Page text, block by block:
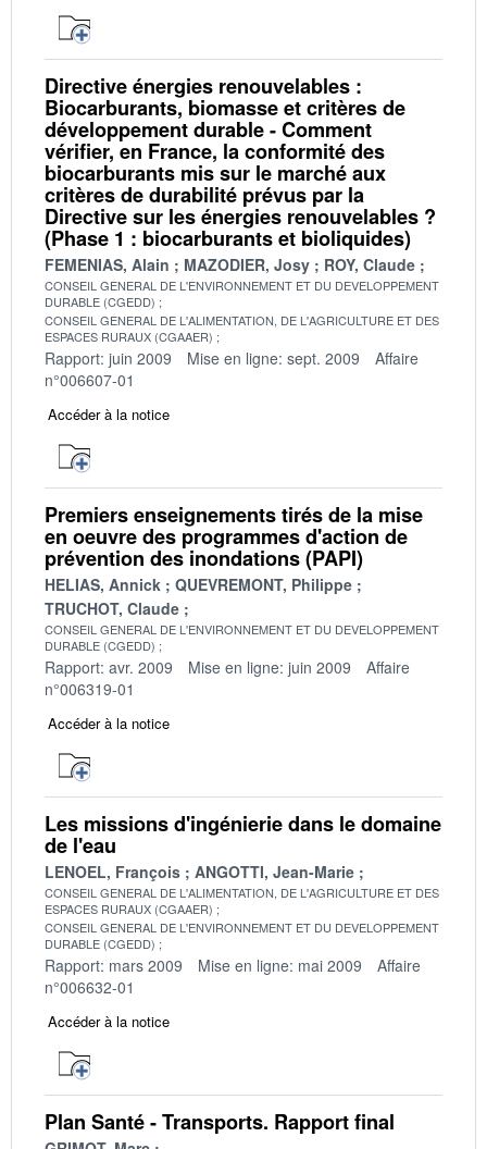
Directive énergies renouvelables :
Biocarburants, biomasse et critères de
développement durable - Comment
vérifier, en France, la conformité des
biocarburants mis sur le marché aux
critères de durabilité prévus par la
Directive sur les énergies renouvelables ?
(Phase 1 : biocarburants et bioliquides)
FEMENIAS, Alain MAZODIER, Josy ROY, Claude
CONSEIL GENERAL DE L'ENVIRONNEMENT ET DU DEVELOPPEMENT
DURABLE (CGEDD)
CONSEIL GENERAL DE L'ALIMENTATION, DE L'AGRICULTURE ET DES
ESPACES RURAUX (CGAAER)
Rapport: juin 2009 Mise en ligne: sept. 2009
Affaire
n°006607-01
Accéder à la notice
Premiers enseignements tirés de la mise
en oeuvre des programmes d'action de
prévention des inondations (PAPI)
HELIAS, Annick
QUEVREMONT, Philippe
TRUCHOT, Claude
CONSEIL GENERAL DE L'ENVIRONNEMENT ET DU DEVELOPPEMENT
DURABLE (CGEDD)
Rapport: avr. 2009 Mise en ligne: juin 2009
Affaire
n°006319-01
Accéder à la notice
Les missions d'ingénierie dans le domaine
de l'eau
LENOEL, François ANGOTTI, Jean-Marie
CONSEIL GENERAL DE L'ALIMENTATION, DE L'AGRICULTURE ET DES
ESPACES RURAUX (CGAAER)
CONSEIL GENERAL DE L'ENVIRONNEMENT ET DU DEVELOPPEMENT
DURABLE (CGEDD)
Rapport: mars 2009 Mise en ligne: mai 2009
Affaire
n°006632-01
Accéder à la notice
Plan Santé - Transports. Rapport final